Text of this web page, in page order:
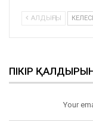
АЛДЫҢҒЫ КЕЛЕСІ
ПІКІР
Your